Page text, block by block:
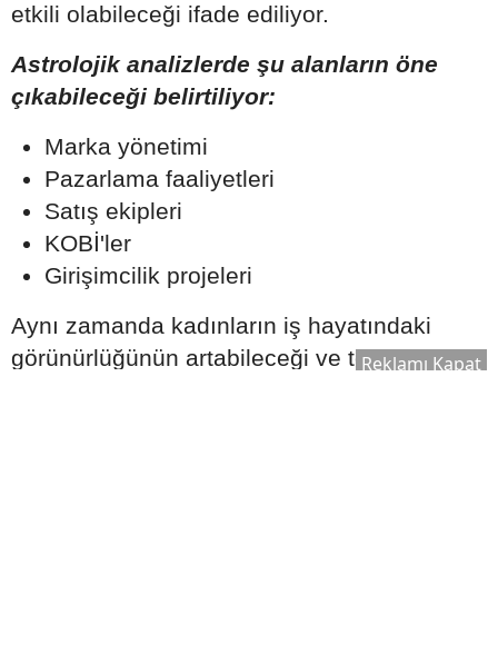
etkili olabileceği ifade ediliyor.
Astrolojik analizlerde şu alanların öne
çıkabileceği belirtiliyor:
Marka yönetimi
Pazarlama faaliyetleri
Satış ekipleri
KOBİ'ler
Girişimcilik projeleri
Aynı zamanda kadınların iş hayatındaki
görünürlüğünün artabileceği ve toplumsal
Reklamı Kapat